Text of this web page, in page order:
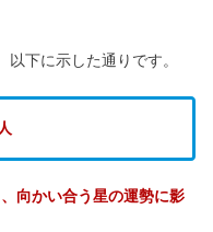
下に示した通りです。
向かい合う星の運勢に影